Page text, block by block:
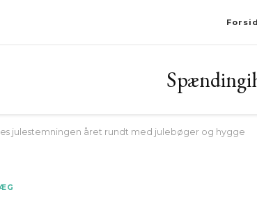
julestemningen året rundt med julebøger og hygge